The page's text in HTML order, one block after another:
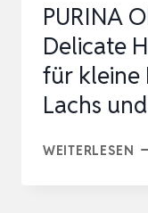
PURINA
Delicate
für kleine
Lachs
WEITERLESEN